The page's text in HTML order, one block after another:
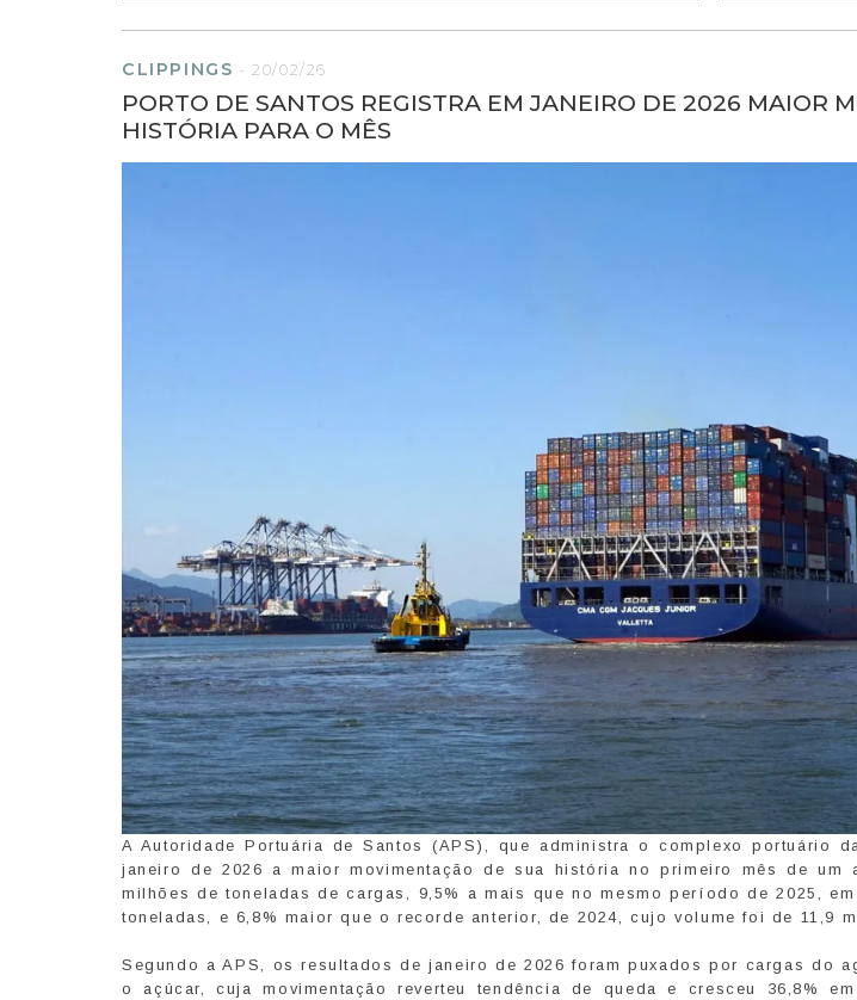
CLIPPINGS -20/02/26
PORTO DE SANTOS REGISTRA EM JANEIRO DE 2026 MAIOR
HISTÓRIA PARA O MÊS
A Autoridade Portuária de Santos (APS), que administra o complexo portuário
janeiro de 2026 a maior movimentação de sua história no primeiro mês de um
milhões de toneladas de cargas, 9,5% a mais que no mesmo período de 2025,
toneladas, e 6,8% maior que o recorde anterior, de 2024, cujo volume foi de 11,9
Segundo a APS, os resultados de janeiro de 2026 foram puxados por cargas do
o açúcar, cuja movimentação reverteu tendência de queda e cresceu 36,8%